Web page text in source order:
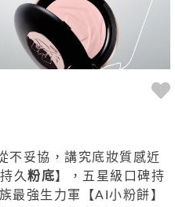
不妥協，講究底妝質感近
久 粉底】，五星級口碑持
最強生力軍【AI小粉餅】